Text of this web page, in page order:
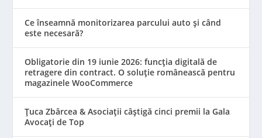
Ce înseamnă monitorizarea parcului auto și când
este necesară?
Obligatorie din 19 iunie 2026: funcția digitală de
retragere din contract. O soluție românească pentru
magazinele WooCommerce
Țuca Zbârcea & Asociații câștigă cinci premii la Gala
Avocați de Top